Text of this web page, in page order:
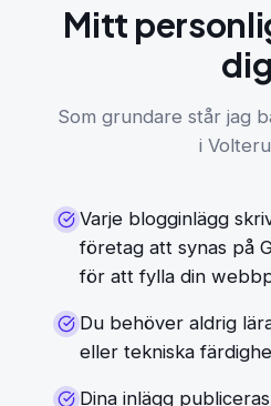
Mitt
dig
Som grundare står jag
i
Varje blogginlägg
företag att synas på
för att fylla din
Du behöver aldrig
eller tekniska
Dina inlägg